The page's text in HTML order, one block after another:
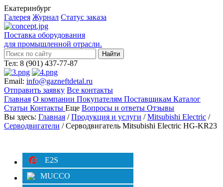
Екатеринбург
Галерея Журнал Статус заказа
Поставка оборудования
для промышленной отрасли.
Тел: 8 (901) 437-77-87
Email: info@gazneftdetal.ru
Отправить заявку Все контакты
Главная О компании Покупателям Поставщикам Каталог
Статьи Контакты Еще Вопросы и ответы Отзывы
Вы здесь: Главная /Продукция и услуги /Mitsubishi Electric /
Серводвигатели / Серводвигатель Mitsubishi Electric HG-KR23
E2S
MUCCO